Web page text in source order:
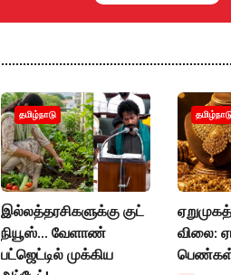
தமிழ்நாடு
இல்லத்தரசிகளுக்கு குட்
நியூஸ்... வேளாண்
பட்ஜெட்டில் முக்கிய
விலை: